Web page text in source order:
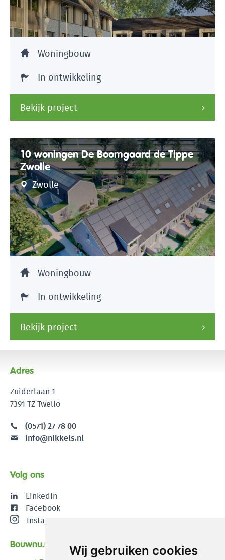
Wij gebruiken cookies
Woningbouw
In ontwikkeling
Bekijk project
10 woningen De Boomgaard de Tippe
Zwolle
Zwolle
Woningbouw
In ontwikkeling
Bekijk project
Adres
Zuiderlaan 1
7391 TZ Twello
(0571) 27 78 00
info@nikkels.nl
Volg ons
LinkedIn
Facebook
Instagram
Bouwnu.nl